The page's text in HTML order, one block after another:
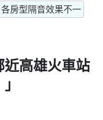
各房型隔音效果不一
近高雄火車站